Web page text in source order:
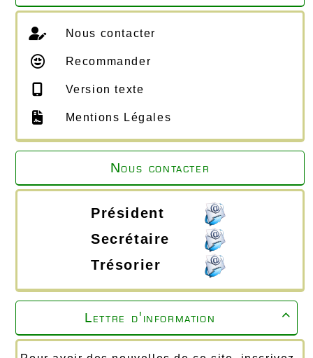
Nous contacter
Recommander
Version texte
Mentions Légales
Nous contacter
Président
Secrétaire
Trésorier

Lettre d'information